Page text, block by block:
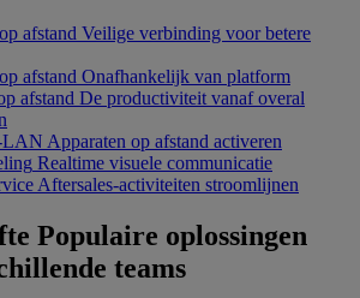
afstand Veilige verbinding voor betere
afstand Onafhankelijk van platform
afstand De productiviteit vanaf overal
LAN Apparaten op afstand activeren
Realtime visuele communicatie
Aftersales-activiteiten stroomlijnen
Populaire oplossingen
teams